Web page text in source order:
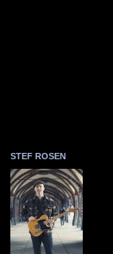
STEF ROSEN